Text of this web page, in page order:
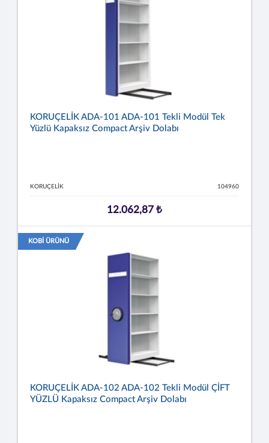
KORUÇELİK ADA-101 ADA-101 Tekli Modül Tek
Yüzlü Kapaksız Compact Arşiv Dolabı
KORUÇELİK 104960
12.062,87 ₺
KOBİ ÜRÜNÜ
KORUÇELİK ADA-102 ADA-102 Tekli Modül ÇİFT
YÜZLÜ Kapaksız Compact Arşiv Dolabı